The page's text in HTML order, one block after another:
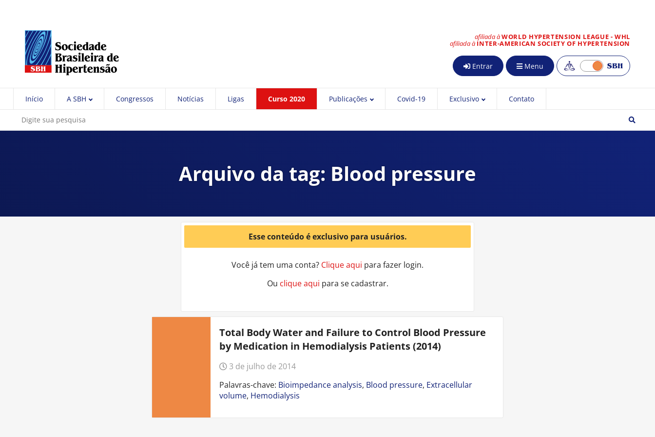
afiliada àWORLD HYPERTENSION LEAGUE - WHL
afiliada à INTER-AMERICAN SOCIETY OF HYPERTENSION
Entrar Menu
Início A SBH Congressos Notícias Ligas Curso 2020 Publicações Covid-19 Exclusivo Contato
Arquivo da tag: Blood pressure
Esse conteúdo é exclusivo para usuários.
Você já tem uma conta? Clique aqui para fazer login.
Ou clique aqui para se cadastrar.
Total Body Water and Failure to Control Blood Pressure
by Medication in Hemodialysis Patients (2014)
3 de julho de 2014
Palavras-chave: Bioimpedance analysis, Blood pressure, Extracellular
volume, Hemodialysis